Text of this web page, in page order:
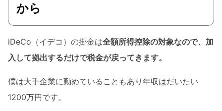
から
iDeCo（イデコ）の掛金は全額所得控除の対象なので、加
入して拠出するだけで税金が戻ってきます。
僕は大手企業に勤めていることもあり年収はだいたい
1200万円です。